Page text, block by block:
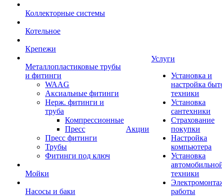
Коллекторные системы
Котельное
Крепежи
Металлопластиковые трубы
и фитинги
WAAG
Аксиальные фитинги
Нерж. фитинги и
труба
Компрессионные
Пресс
Пресс фитинги
Трубы
Фитинги под ключ
Мойки
Насосы и баки
Акции
Услуги
Установка и
настройка
техники
Установка
сантехники
Страхование
покупки
Настройка
компьютера
Установка
техники
работы